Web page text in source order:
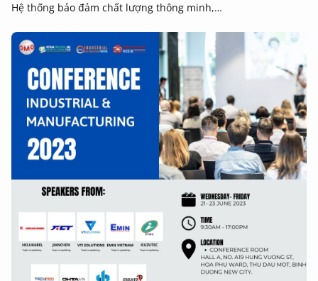
Hệ thống bảo đảm chất lượng thông minh,…